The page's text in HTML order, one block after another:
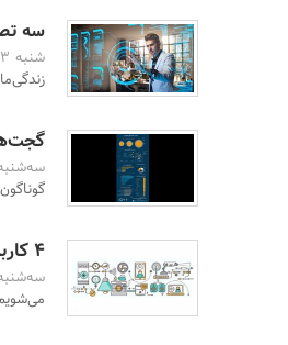
سه
شنبه 23 اردیبهشت 96، 10:37 -
سه‌شنبه 19 اردیبهشت 96،
۴ کاربرد کنونی اینترنت اشیا
سه‌شنبه 19 اردیبهشت 96،